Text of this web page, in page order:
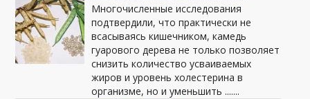
Многочисленные исследования
подтвердили, что практически не
всасываясь кишечником, камедь
гуарового дерева не только позволяет
снизить количество усваиваемых
жиров и уровень холестерина в
организме, но и уменьшить .......